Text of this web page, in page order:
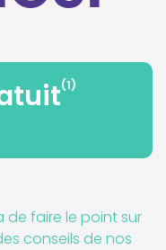
(1)
faire le point sur
conseils de nos